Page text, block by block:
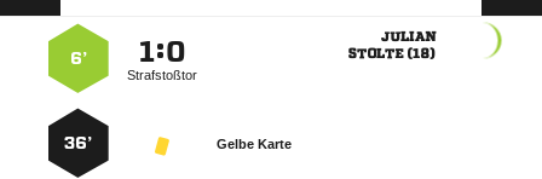

 
:
Strafstoßtor
6’
Gelbe Karte
36’